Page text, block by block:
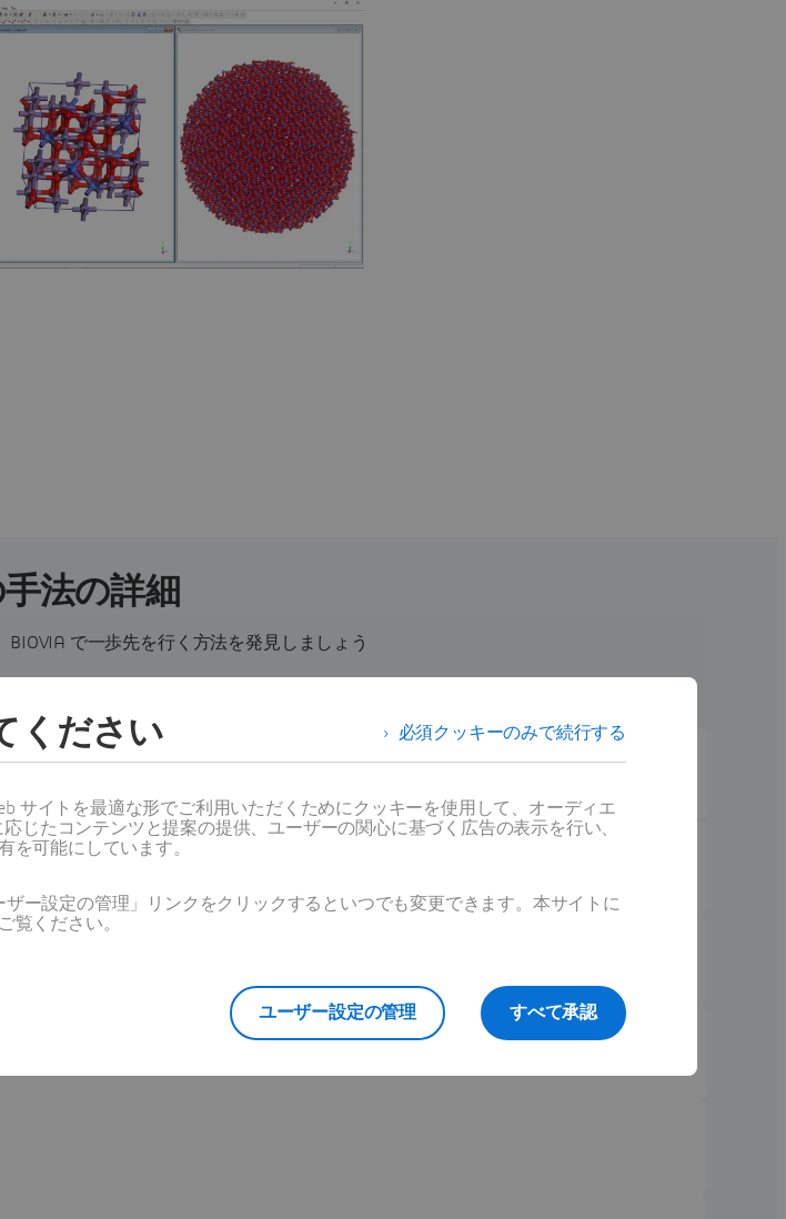
法の詳細
で一歩先を行く方法を発見しましょう
必須クッキーのみで続行する
ください
サイトを最適な形でご利用いただくためにクッキーを使用して、オーディエ
じたコンテンツと提案の提供、ユーザーの関心に基づく広告の表示を行い、
を可能にしています。
ー設定の管理」リンクをクリックするといつでも変更できます。本サイトに
覧ください。
すべて承認
ユーザー設定の管理